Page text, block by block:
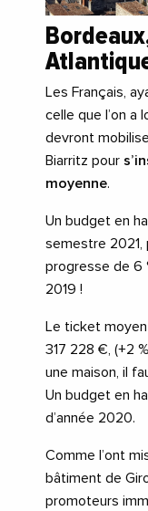
Les Français,
celle que l’on a
devront
Biarritz pour
moyenne.
Un budget en
semestre 2021,
progresse de 6
2019 !
Le ticket
317 228 €, (+2
une maison, il
Un budget en
d’année 2020.
Comme l’ont
bâtiment de
promoteurs